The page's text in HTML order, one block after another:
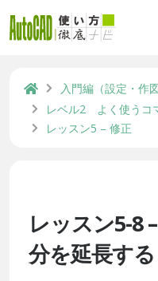
入門編（設定・作
レベル2 よく使うコ
レッスン5 – 修正
レッスン5-8
分を延長する